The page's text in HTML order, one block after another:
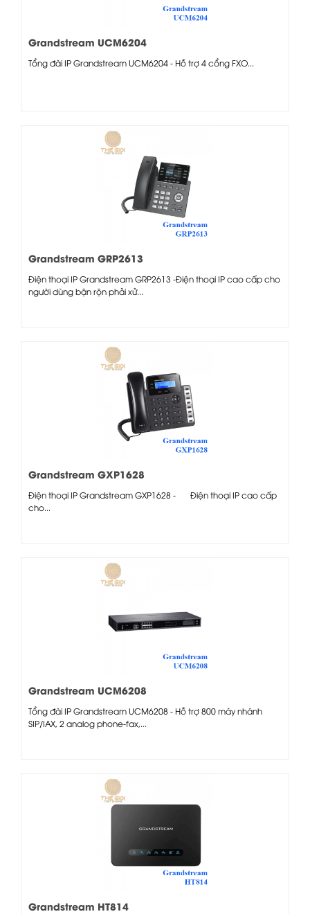
Grandstream UCM6204
Tổng đài IP Grandstream UCM6204 - Hỗ trợ 4 cổng FXO...
Grandstream GRP2613
Điện thoại IP Grandstream GRP2613 -Điện thoại IP cao cấp cho
người dùng bận rộn phải xử...
Grandstream GXP1628
Điện thoại IP Grandstream GXP1628 - Điện thoại IP cao cấp
cho...
Grandstream UCM6208
Tổng đài IP Grandstream UCM6208 - Hỗ trợ 800 máy nhánh
SIP/IAX, 2 analog phone-fax,...
Grandstream HT814